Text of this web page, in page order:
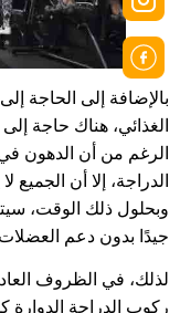
بالإضافة إلى الحاجة
الغذائي، هناك حاجة
الرغم من أن الدهون
الدراجة، إلا أن الجميع
وبحلول ذلك الوقت،
جيدًا بدون دعم
لذلك، في الظروف
ركوب الدراجة الدوارة